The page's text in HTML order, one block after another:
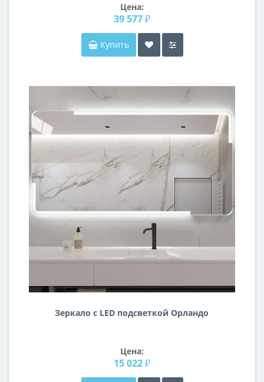
Цена:
39 577 ₽
Купить
Зеркало с LED подсветкой Орландо
Цена:
15 022 ₽